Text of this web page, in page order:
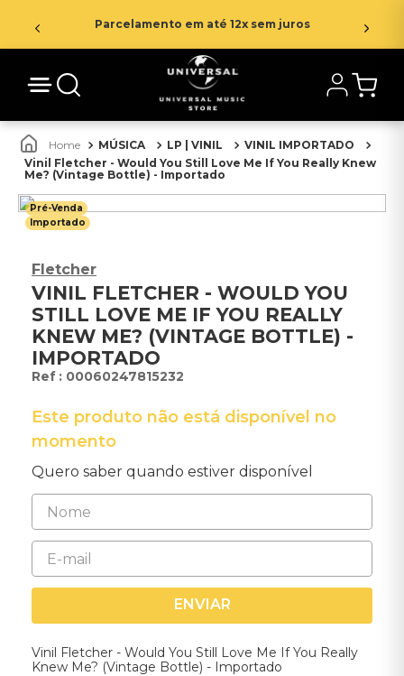
Parcelamento em até 12x sem juros
MÚSICA LP | VINIL
VINIL IMPORTADO
Vinil Fletcher - Would You Still Love Me If You Really Knew
Me? (Vintage Bottle) - Importado
Pré-Venda
Importado
Fletcher
VINIL FLETCHER - WOULD YOU
STILL LOVE ME IF YOU REALLY
KNEW ME? (VINTAGE BOTTLE) -
IMPORTADO
: 00060247815232
Este produto não está disponível no
momento
Quero saber quando estiver disponível
ENVIAR
Vinil Fletcher - Would You Still Love Me If You Really
Knew Me? (Vintage Bottle) - Importado